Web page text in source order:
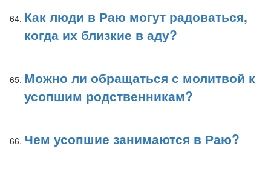
Как люди в Раю могут радоваться,
когда их близкие в аду?
Можно ли обращаться с молитвой к
усопшим родственникам?
Чем усопшие занимаются в Раю?